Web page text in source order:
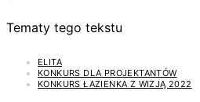
Tematy tego tekstu
ELITA
KONKURS DLA PROJEKTANTÓW
KONKURS ŁAZIENKA Z WIZJĄ 2022